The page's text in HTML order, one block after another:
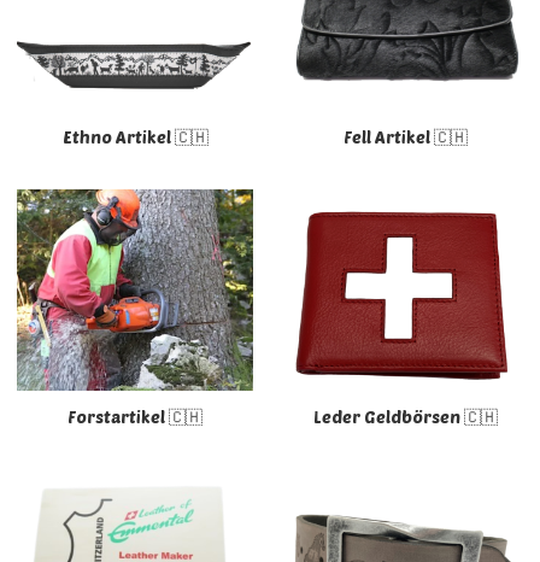
Ethno Artikel 🇨🇭 Fell Artikel 🇨🇭
Forstartikel 🇨🇭 Leder Geldbörsen 🇨🇭